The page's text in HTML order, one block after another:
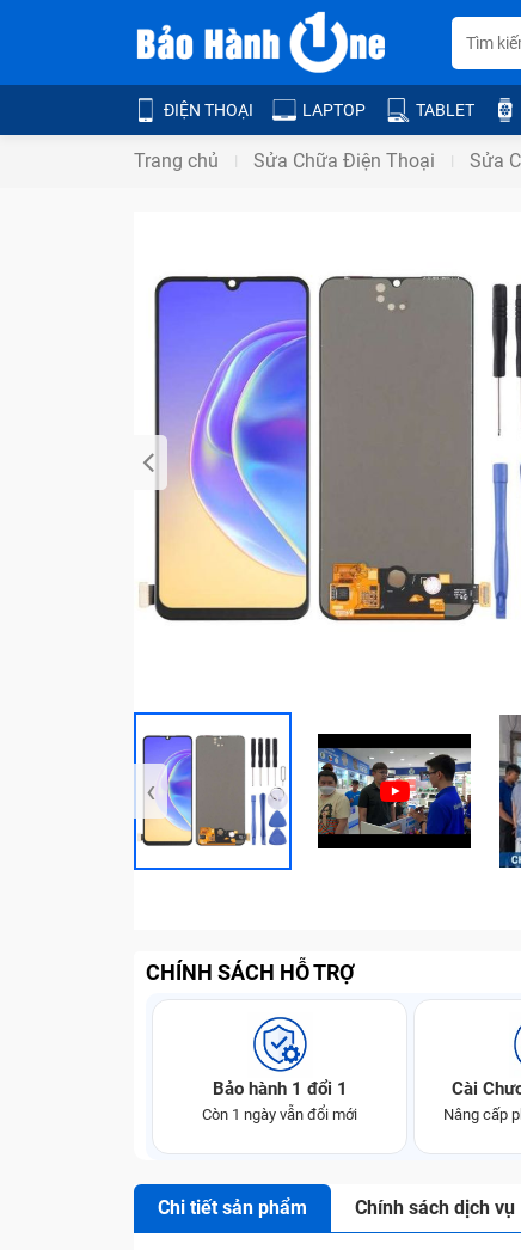
ĐIỆN THOẠI LAPTOP TABLET
Trang chủ Sửa Chữa Điện Thoại Sửa
‹
CHÍNH SÁCH HỖ TRỢ
Bảo hành 1 đổi 1
Còn 1 ngày vẫn đổi mới
Cài
Nâng cấp
Chi tiết sản phẩm Chính sách dịch vụ